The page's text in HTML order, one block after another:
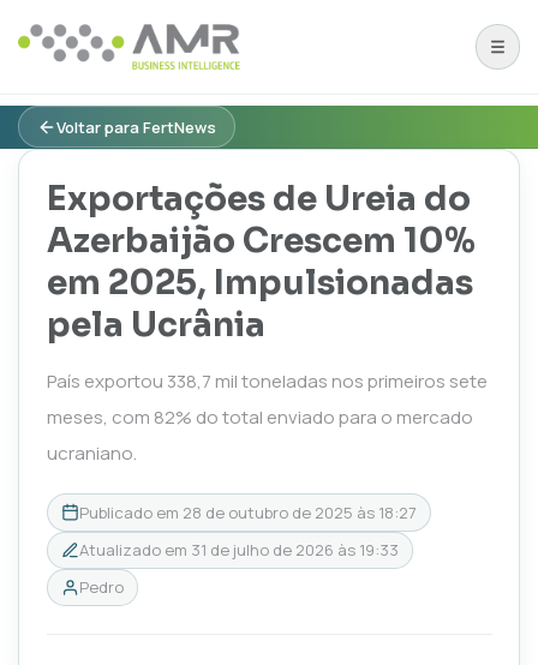
Voltar para FertNews
Exportações de Ureia do
Azerbaijão Crescem 10%
em 2025, Impulsionadas
pela Ucrânia
País exportou 338,7 mil toneladas nos primeiros sete
meses, com 82% do total enviado para o mercado
ucraniano.
Publicado em 28 de outubro de 2025 às 18:27
Atualizado em 31 de julho de 2026 às 19:33
Pedro